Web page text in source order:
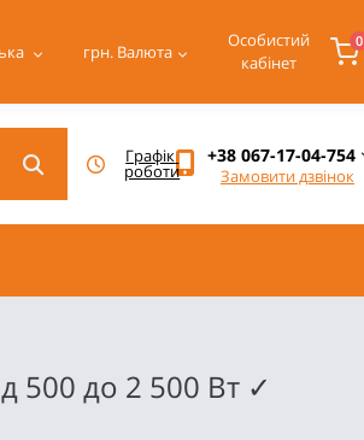
грн. Валюта
Особистий
кабінет
0
Графік
роботи
+38 067-17-04-754
Замовити дзвінок
500 до 2 500 Вт ✓